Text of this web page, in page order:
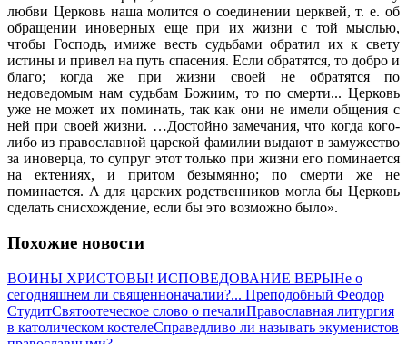
любви Церковь наша молится о соединении церквей, т. е. об
обращении иноверных еще при их жизни с той мыслью,
чтобы Господь, имиже весть судьбами обратил их к свету
истины и привел на путь спасения. Если обратятся, то добро и
благо; когда же при жизни своей не обратятся по
недоведомым нам судьбам Божиим, то по смерти... Церковь
уже не может их поминать, так как они не имели общения с
ней при своей жизни. …Достойно замечания, что когда кого-
либо из православной царской фамилии выдают в замужество
за иноверца, то супруг этот только при жизни его поминается
на ектениях, и притом безымянно; по смерти же не
поминается. А для царских родственников могла бы Церковь
сделать снисхождение, если бы это возможно было».
Похожие новости
ВОИНЫ ХРИСТОВЫ! ИСПОВЕДОВАНИЕ ВЕРЫНе о
сегодняшнем ли священноначалии?... Преподобный Феодор
СтудитСвятоотеческое слово о печалиПравославная литургия
в католическом костелеСправедливо ли называть экуменистов